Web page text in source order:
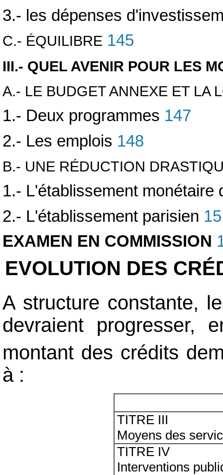
3.- les dépenses
C.- ÉQUILIBRE 145
III.- QUEL AVENIR POUR LES
A.- LE BUDGET ANNEXE ET LA
1.- Deux programmes 147
2.- Les emplois 148
B.- UNE RÉDUCTION
1.- L'établissement monétaire
2.- L'établissement parisien
EXAMEN EN COMMISSION
EVOLUTION DES
A structure constante,
devraient progresser,
montant des crédits
à :
TITRE III
Moyens des
TITRE IV
Interventions